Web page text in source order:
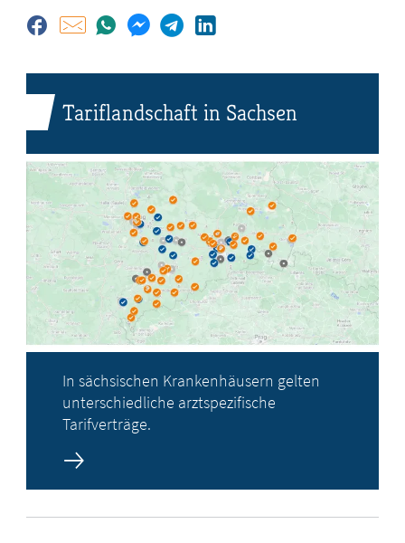
Tariflandschaft in Sachsen
In sächsischen Krankenhäusern gelten
unterschiedliche arztspezifische
Tarifverträge.